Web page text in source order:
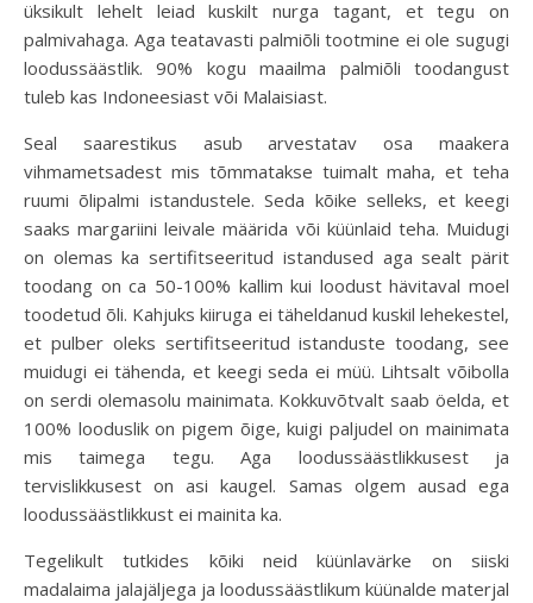
üksikult lehelt leiad kuskilt nurga tagant, et tegu on
palmivahaga. Aga teatavasti palmiõli tootmine ei ole sugugi
loodussäästlik. 90% kogu maailma palmiõli toodangust
tuleb kas Indoneesiast või Malaisiast.
Seal saarestikus asub arvestatav osa maakera
vihmametsadest mis tõmmatakse tuimalt maha, et teha
ruumi õlipalmi istandustele. Seda kõike selleks, et keegi
saaks margariini leivale määrida või küünlaid teha. Muidugi
on olemas ka sertifitseeritud istandused aga sealt pärit
toodang on ca 50-100% kallim kui loodust hävitaval moel
toodetud õli. Kahjuks kiiruga ei täheldanud kuskil lehekestel,
et pulber oleks sertifitseeritud istanduste toodang, see
muidugi ei tähenda, et keegi seda ei müü. Lihtsalt võibolla
on serdi olemasolu mainimata. Kokkuvõtvalt saab öelda, et
100% looduslik on pigem õige, kuigi paljudel on mainimata
mis taimega tegu. Aga loodussäästlikkusest ja
tervislikkusest on asi kaugel. Samas olgem ausad ega
loodussäästlikkust ei mainita ka.
Tegelikult tutkides kõiki neid küünlavärke on siiski
madalaima jalajäljega ja loodussäästlikum küünalde materjal